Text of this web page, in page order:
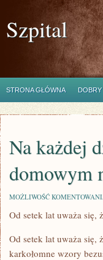
Szpital
STRONA GŁÓWNA
Na każdej
domowym
MOŻLIWOŚĆ
Od setek lat uważa się,
Od setek lat uważa się,
karkołomne wzory